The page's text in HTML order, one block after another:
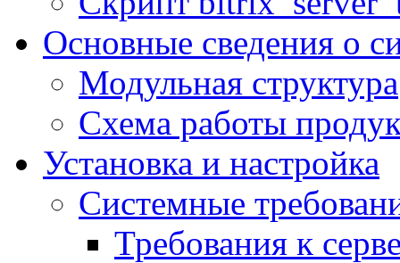
Основные сведения о
Модульная структура
Схема работы
Установка и настройка
Системные
Требования к